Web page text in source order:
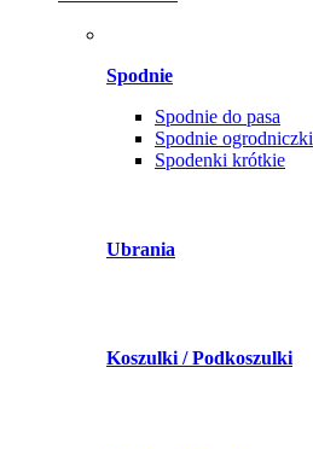
Spodnie
Spodnie do pasa
Spodnie ogrodniczki
Spodenki krótkie
Ubrania
Koszulki / Podkoszulki